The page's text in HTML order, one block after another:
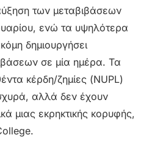
των μεταβιβάσεων
ενώ τα υψηλότερα
δημιουργήσει
σε μία ημέρα. Τα
κέρδη/ζημίες (NUPL)
αλλά δεν έχουν
μιας εκρηκτικής κορυφής,